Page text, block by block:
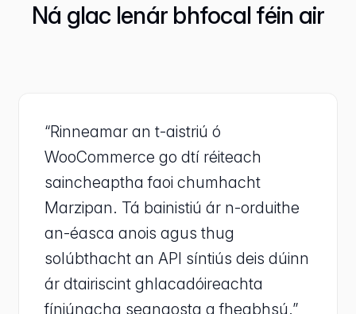
Ná glac lenár bhfocal féin air
“Rinneamar an t-aistriú ó
WooCommerce go dtí réiteach
saincheaptha faoi chumhacht
Marzipan. Tá bainistiú ár n-orduithe
an-éasca anois agus thug
solúbthacht an API síntiús deis dúinn
ár dtairiscint ghlacadóireachta
fíniúnacha seanaosta a fheabhsú.”